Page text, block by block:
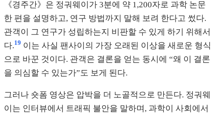
《경주간》은 정궈웨이가 3분에 약 1,200자로 과학 논문
한 편을 설명하고, 연구 방법까지 말해 보려 한다고 썼다.
관객이 그 연구가 성립하는지 비판할 수 있게 하기 위해서
다.19 이는 사실 팬사이의 가장 오래된 이상을 새로운 형식
으로 바꾼 것이다. 관객은 결론을 얻는 동시에 “왜 이 결론
을 의심할 수 있는가”도 보게 된다.
그러나 숏폼 영상은 압박을 더 노골적으로 만든다. 정궈웨
이는 인터뷰에서 트래픽 불안을 말하며, 과학이 사회에서